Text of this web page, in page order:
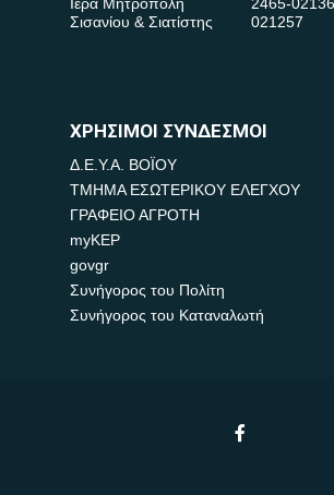
Σισανίου & Σιατίστης
021257
ΧΡΗΣΙΜΟΙ ΣΥΝΔΕΣΜΟΙ
Δ.Ε.Υ.Α. ΒΟΪΟΥ
ΤΜΗΜΑ ΕΣΩΤΕΡΙΚΟΥ ΕΛΕΓΧΟΥ
ΓΡΑΦΕΙΟ ΑΓΡΟΤΗ
myKEP
govgr
Συνήγορος του Πολίτη
Συνήγορος του Καταναλωτή